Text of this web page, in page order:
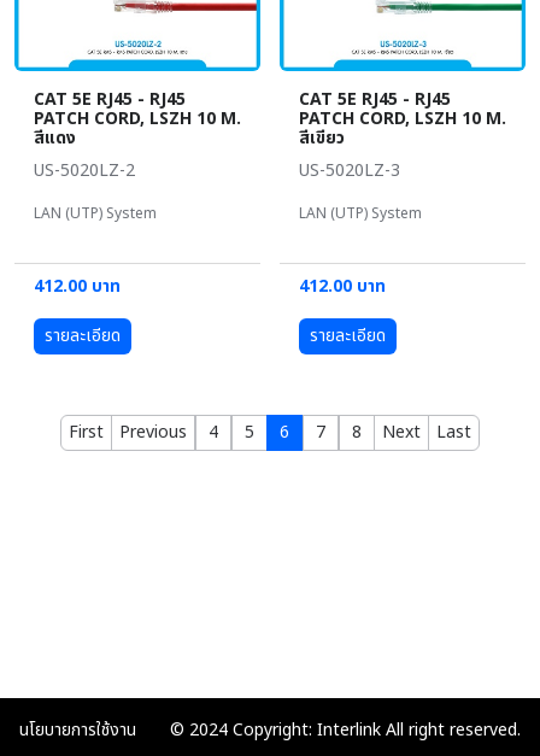
CAT 5E RJ45 - RJ45
PATCH CORD, LSZH 10 M.
สีแดง
US-5020LZ-2
LAN (UTP) System
412.00 บาท
รายละเอียด
CAT 5E RJ45 - RJ45
PATCH CORD, LSZH 10 M.
สีเขียว
US-5020LZ-3
LAN (UTP) System
412.00 บาท
รายละเอียด
First Previous 4 5 6 7 8 Next Last
นโยบายการใช้งาน © 2024 Copyright: Interlink All right reserved.